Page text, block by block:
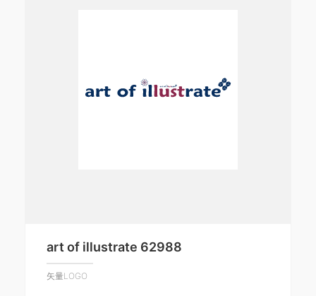
art of illustrate 62988
矢量LOGO